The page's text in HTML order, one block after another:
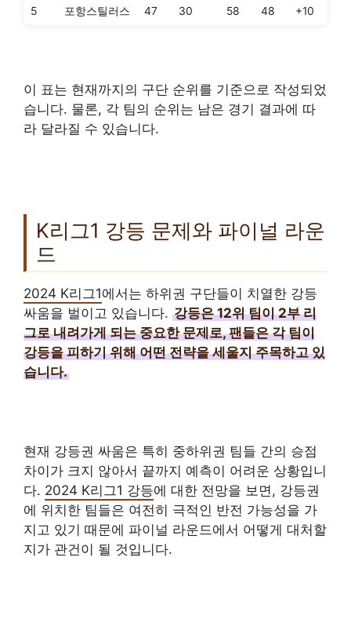
5 포항스틸러스 47 30 58 48 +10
이 표는 현재까지의 구단 순위를 기준으로 작성되었
습니다. 물론, 각 팀의 순위는 남은 경기 결과에 따
라 달라질 수 있습니다.
K리그1 강등 문제와 파이널 라운
드
2024 K리그1에서는 하위권 구단들이 치열한 강등
싸움을 벌이고 있습니다. 강등은 12위 팀이 2부 리
그로 내려가게 되는 중요한 문제로, 팬들은 각 팀이
강등을 피하기 위해 어떤 전략을 세울지 주목하고 있
습니다.
현재 강등권 싸움은 특히 중하위권 팀들 간의 승점
차이가 크지 않아서 끝까지 예측이 어려운 상황입니
다. 2024 K리그1 강등에 대한 전망을 보면, 강등권
에 위치한 팀들은 여전히 극적인 반전 가능성을 가
지고 있기 때문에 파이널 라운드에서 어떻게 대처할
지가 관건이 될 것입니다.